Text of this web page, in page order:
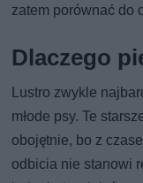
zatem porównać do
Dlaczego
Lustro zwykle
młode psy. Te
obojętnie, bo z
odbicia nie stanowi